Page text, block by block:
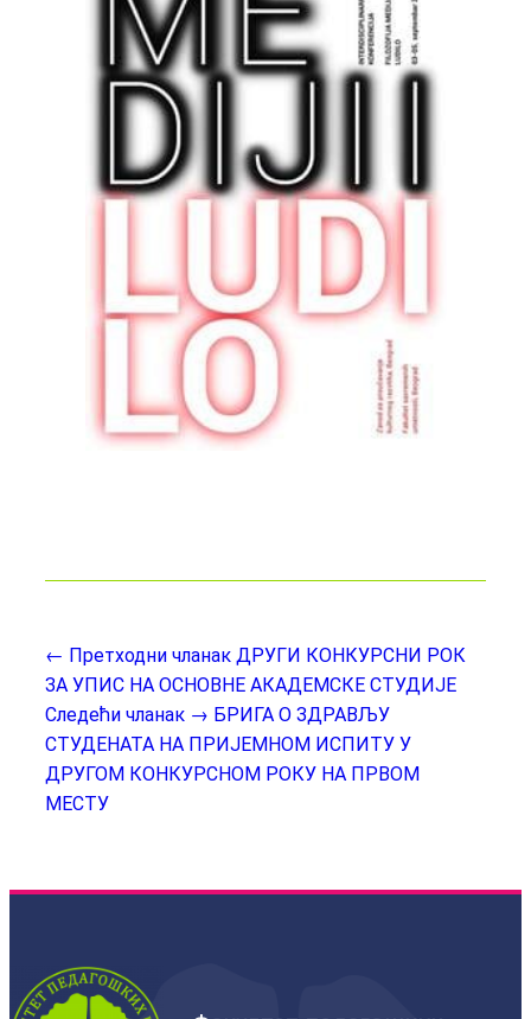
← Претходни чланак ДРУГИ КОНКУРСНИ РОК
ЗА УПИС НА ОСНОВНЕ АКАДЕМСКЕ СТУДИЈЕ
Следећи чланак → БРИГА О ЗДРАВЉУ
СТУДЕНАТА НА ПРИЈЕМНОМ ИСПИТУ У
ДРУГОМ КОНКУРСНОМ РОКУ НА ПРВОМ
МЕСТУ